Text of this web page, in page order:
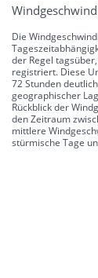
Die
der Regel
registriert. Diese
72 Stunden
geographischer
Rückblick der
den Zeitraum
mittlere
stürmische Tage